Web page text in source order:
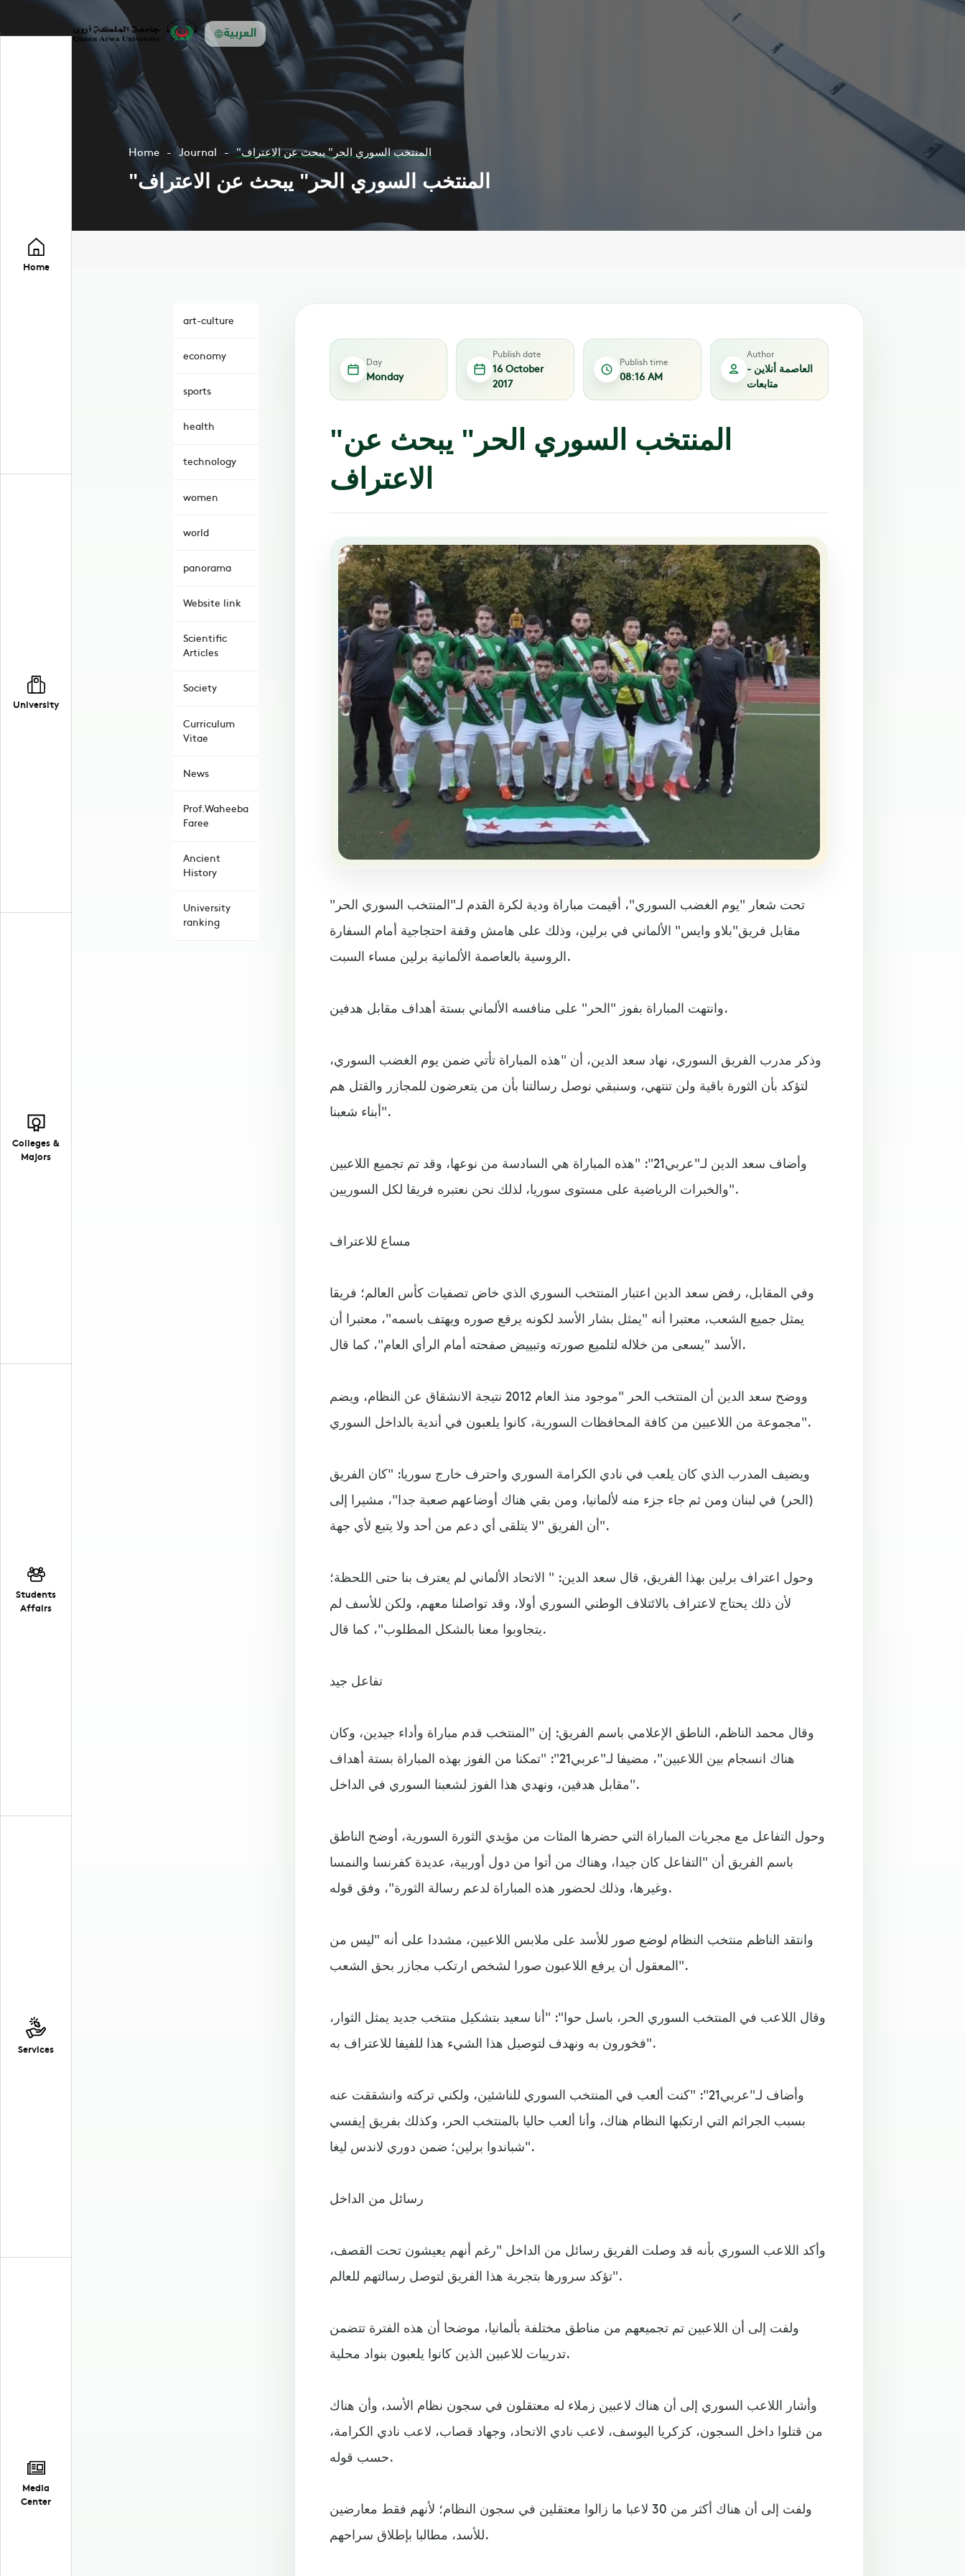
العربية
Home
University
Colleges &
Majors
Students
Affairs
Services
Media
Center
Home Journal "المنتخب السوري الحر" يبحث عن الاعتراف
"المنتخب السوري الحر" يبحث عن الاعتراف
art-culture
economy
sports
health
technology
women
world
panorama
Website link
Scientific
Articles
Society
Curriculum
Vitae
News
Prof.Waheeba
Faree
Ancient
History
University
ranking
Day
Monday
Publish date
16 October
2017
Publish time
08:16 AM
Author
العاصمة أنلاين -
متابعات
"المنتخب السوري الحر" يبحث عن
الاعتراف
تحت شعار "يوم الغضب السوري"، أقيمت مباراة ودية لكرة القدم لـ"المنتخب السوري الحر"
مقابل فريق"بلاو وايس" الألماني في برلين، وذلك على هامش وقفة احتجاجية أمام السفارة
الروسية بالعاصمة الألمانية برلين مساء السبت.
وانتهت المباراة بفوز "الحر" على منافسه الألماني بستة أهداف مقابل هدفين.
وذكر مدرب الفريق السوري، نهاد سعد الدين، أن "هذه المباراة تأتي ضمن يوم الغضب السوري،
لتؤكد بأن الثورة باقية ولن تنتهي، وسنبقي نوصل رسالتنا بأن من يتعرضون للمجازر والقتل هم
أبناء شعبنا".
وأضاف سعد الدين لـ"عربي21": "هذه المباراة هي السادسة من نوعها، وقد تم تجميع اللاعبين
والخبرات الرياضية على مستوى سوريا، لذلك نحن نعتبره فريقا لكل السوريين".
مساع للاعتراف
وفي المقابل، رفض سعد الدين اعتبار المنتخب السوري الذي خاض تصفيات كأس العالم؛ فريقا
يمثل جميع الشعب، معتبرا أنه "يمثل بشار الأسد لكونه يرفع صوره ويهتف باسمه"، معتبرا أن
الأسد "يسعى من خلاله لتلميع صورته وتبييض صفحته أمام الرأي العام"، كما قال.
ووضح سعد الدين أن المنتخب الحر "موجود منذ العام 2012 نتيجة الانشقاق عن النظام، ويضم
مجموعة من اللاعبين من كافة المحافظات السورية، كانوا يلعبون في أندية بالداخل السوري".
ويضيف المدرب الذي كان يلعب في نادي الكرامة السوري واحترف خارج سوريا: "كان الفريق
(الحر) في لبنان ومن ثم جاء جزء منه لألمانيا، ومن بقي هناك أوضاعهم صعبة جدا"، مشيرا إلى
أن الفريق "لا يتلقى أي دعم من أحد ولا يتبع لأي جهة".
وحول اعتراف برلين بهذا الفريق، قال سعد الدين: " الاتحاد الألماني لم يعترف بنا حتى اللحظة؛
لأن ذلك يحتاج لاعتراف بالائتلاف الوطني السوري أولا، وقد تواصلنا معهم، ولكن للأسف لم
يتجاوبوا معنا بالشكل المطلوب"، كما قال.
تفاعل جيد
وقال محمد الناظم، الناطق الإعلامي باسم الفريق: إن "المنتخب قدم مباراة وأداء جيدين، وكان
هناك انسجام بين اللاعبين"، مضيفا لـ"عربي21": "تمكنا من الفوز بهذه المباراة بستة أهداف
مقابل هدفين، ونهدي هذا الفوز لشعبنا السوري في الداخل".
وحول التفاعل مع مجريات المباراة التي حضرها المئات من مؤيدي الثورة السورية، أوضح الناطق
باسم الفريق أن "التفاعل كان جيدا، وهناك من أتوا من دول أوربية، عديدة كفرنسا والنمسا
وغيرها، وذلك لحضور هذه المباراة لدعم رسالة الثورة"، وفق قوله.
وانتقد الناظم منتخب النظام لوضع صور للأسد على ملابس اللاعبين، مشددا على أنه "ليس من
المعقول أن يرفع اللاعبون صورا لشخص ارتكب مجازر بحق الشعب".
وقال اللاعب في المنتخب السوري الحر، باسل حوا": "أنا سعيد بتشكيل منتخب جديد يمثل الثوار،
فخورون به ونهدف لتوصيل هذا الشيء هذا للفيفا للاعتراف به".
وأضاف لـ"عربي21": "كنت ألعب في المنتخب السوري للناشئين، ولكني تركته وانشققت عنه
بسبب الجرائم التي ارتكبها النظام هناك، وأنا ألعب حاليا بالمنتخب الحر، وكذلك بفريق إيفسي
شباندوا برلين؛ ضمن دوري لاندس ليغا".
رسائل من الداخل
وأكد اللاعب السوري بأنه قد وصلت الفريق رسائل من الداخل "رغم أنهم يعيشون تحت القصف،
تؤكد سرورها بتجربة هذا الفريق لتوصل رسالتهم للعالم".
ولفت إلى أن اللاعبين تم تجميعهم من مناطق مختلفة بألمانيا، موضحا أن هذه الفترة تتضمن
تدريبات للاعبين الذين كانوا يلعبون بنواد محلية.
وأشار اللاعب السوري إلى أن هناك لاعبين زملاء له معتقلون في سجون نظام الأسد، وأن هناك
من قتلوا داخل السجون، كزكريا اليوسف، لاعب نادي الاتحاد، وجهاد قصاب، لاعب نادي الكرامة،
حسب قوله.
ولفت إلى أن هناك أكثر من 30 لاعبا ما زالوا معتقلين في سجون النظام؛ لأنهم فقط معارضين
للأسد، مطالبا بإطلاق سراحهم.